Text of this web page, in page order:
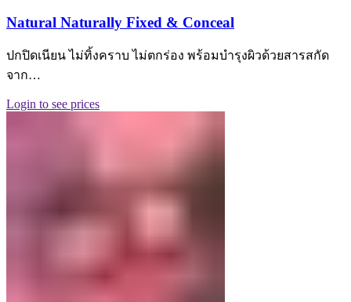
Natural Naturally Fixed & Conceal
ปกปิดเนียน ไม่ทิ้งคราบ ไม่ตกร่อง พร้อมบำรุงผิวด้วยสารสกัด
จาก…
Login to see prices